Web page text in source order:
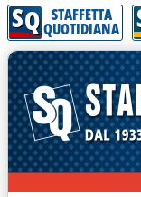
SQ STAFFETTA
QUOTIDIANA